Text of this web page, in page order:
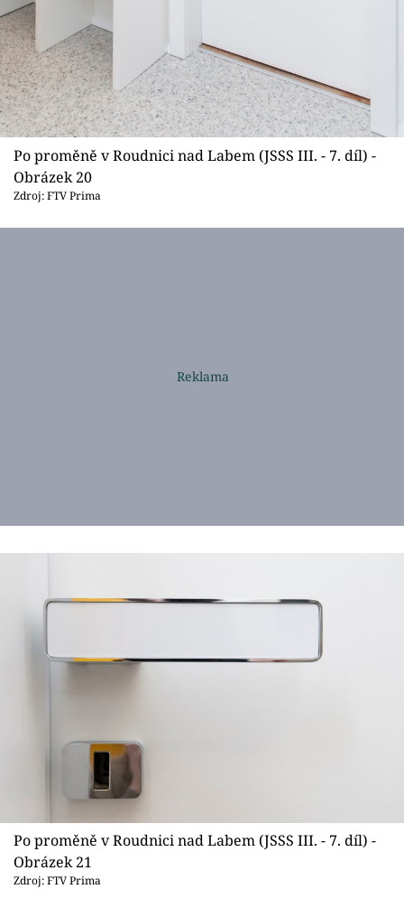
Po proměně v Roudnici nad Labem (JSSS III. - 7. díl) -
Obrázek 20
Zdroj: FTV Prima
Po proměně v Roudnici nad Labem (JSSS III. - 7. díl) -
Obrázek 21
Zdroj: FTV Prima